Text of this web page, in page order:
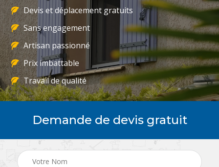
Devis et déplacement gratuits
Sans engagement
Artisan passionné
Prix imbattable
Travail de qualité
Demande de devis gratuit